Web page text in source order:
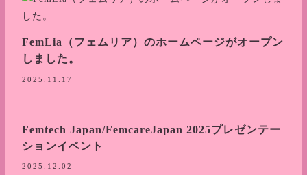
FemLia（フェムリア）のホームページがオープン
しました。
2025.11.17
Femtech Japan/FemcareJapan 2025プレゼンテー
ションイベント
2025.12.02